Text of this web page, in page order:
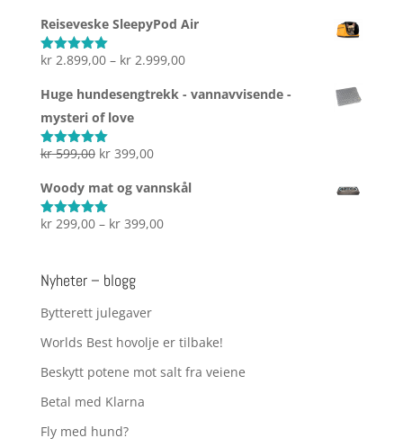
Reiseveske SleepyPod Air
Vurdert5.00
kr2.899,00 – kr2.999,00Prisområde:
Huge hundesengtrekk - vannavvisende -
mysteri of love
Vurdert5.00
kr599,00 Opprinnelig
var:
kr 599,00.
kr399,00Nåværende
kr 399,00.
Woody mat og vannskål
Vurdert5.00
kr299,00 – kr399,00Prisområde:
Nyheter – blogg
Bytterett julegaver
Worlds Best hovolje er tilbake!
Beskytt potene mot salt fra veiene
Betal med Klarna
Fly med hund?